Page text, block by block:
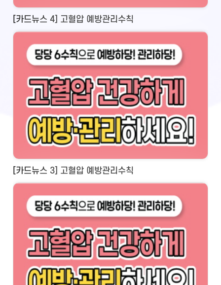
[카드뉴스 4] 고혈압 예방관리수칙
[카드뉴스 3] 고혈압 예방관리수칙